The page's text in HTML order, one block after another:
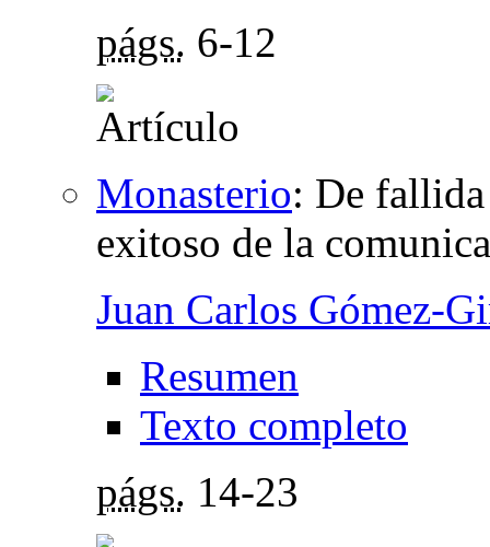
págs. 6-12
Monasterio: De
exitoso de la
Juan Carlos Gómez-
Resumen
Texto completo
págs. 14-23